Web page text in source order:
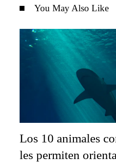
You May Also Like
Los 10 animales
les permiten